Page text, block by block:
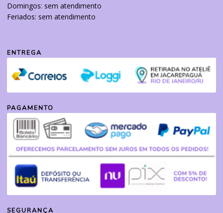
Domingos: sem atendimento
Feriados: sem atendimento
ENTREGA
PAGAMENTO
SEGURANÇA